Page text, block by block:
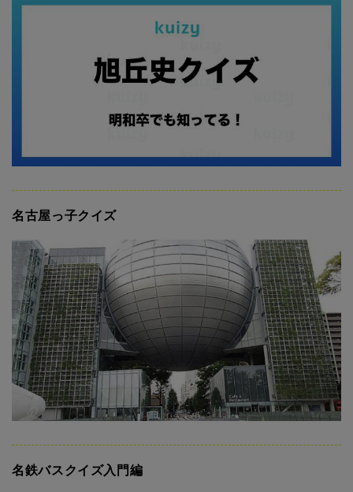
名古屋っ子クイズ
名鉄バスクイズ入門編